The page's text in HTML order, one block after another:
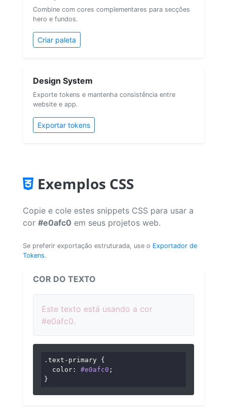
Combine com cores complementares para secções
hero e fundos.
Criar paleta
Design System
Exporte tokens e mantenha consistência entre
website e app.
Exportar tokens
Exemplos CSS
Copie e cole estes snippets CSS para usar a
cor #e0afc0 em seus projetos web.
Se preferir exportação estruturada, use o Exportador de
Tokens.
COR DO TEXTO
Este texto está usando a cor
#e0afc0.
.text-primary {
color : #e0afc0 ;
}